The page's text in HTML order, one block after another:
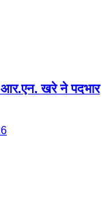
आर.एन. खरे ने पदभार